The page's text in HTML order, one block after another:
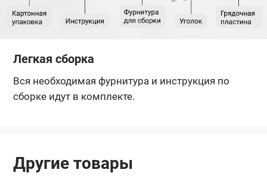
Легкая сборка
Вся необходимая фурнитура и инструкция по
сборке идут в комплекте.
Другие товары